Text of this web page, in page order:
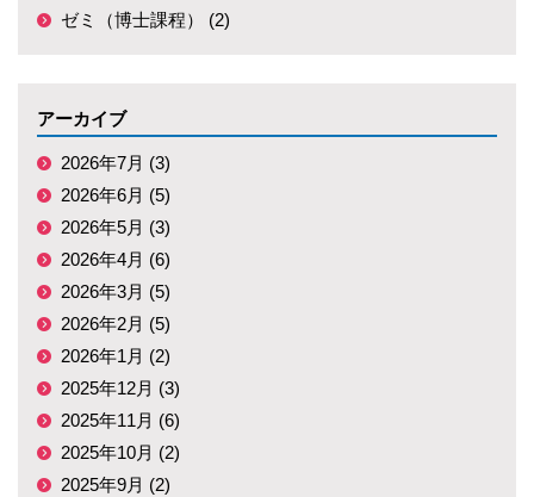
ゼミ（博士課程） (2)
アーカイブ
2026年7月 (3)
2026年6月 (5)
2026年5月 (3)
2026年4月 (6)
2026年3月 (5)
2026年2月 (5)
2026年1月 (2)
2025年12月 (3)
2025年11月 (6)
2025年10月 (2)
2025年9月 (2)